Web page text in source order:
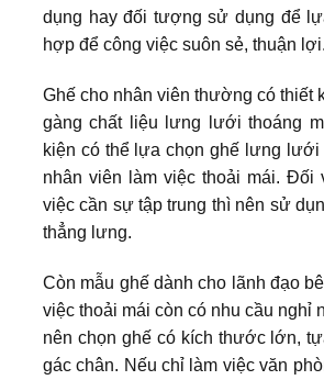
dụng hay đối tượng sử dụng để
hợp để công việc suôn sẻ, thuận lợi.
Ghế cho nhân viên thường có thiết
gàng chất liệu lưng lưới thoáng
kiện có thể lựa chọn ghế lưng
nhân viên làm việc thoải mái. Đối
việc cần sự tập trung thì nên sử
thẳng lưng.
Còn mẫu ghế dành cho lãnh đạo
việc thoải mái còn có nhu cầu nghỉ
nên chọn ghế có kích thước lớn,
gác chân. Nếu chỉ làm việc văn